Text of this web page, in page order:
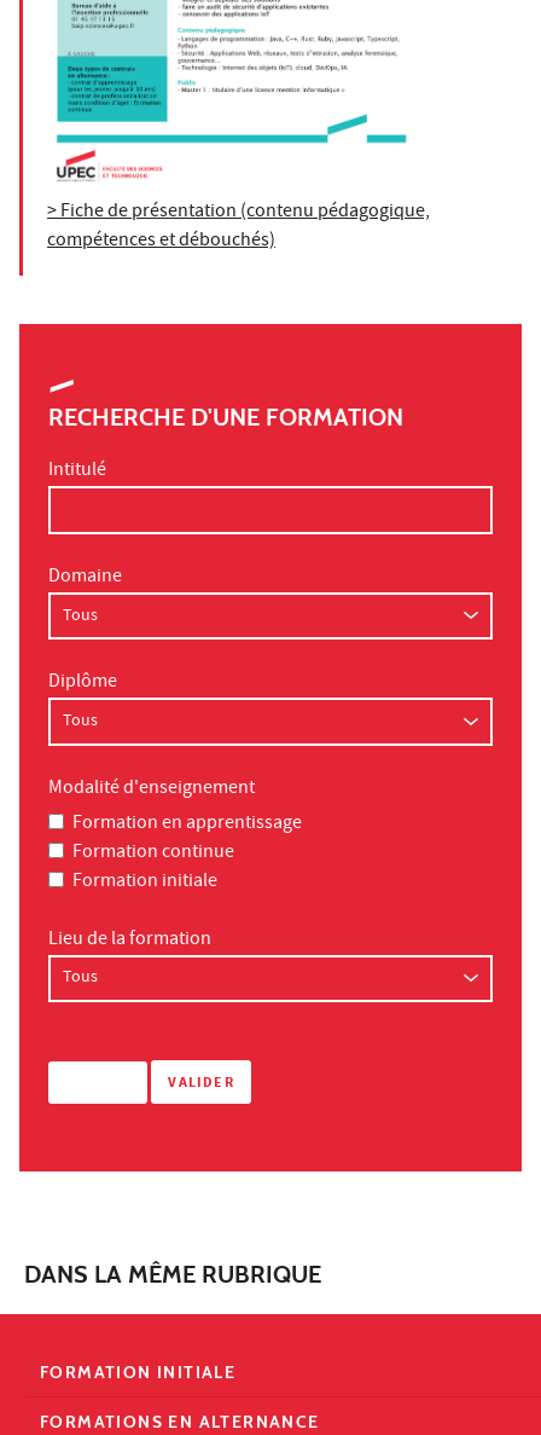
> Fiche de présentation (contenu pédagogique,
compétences et débouchés)
RECHERCHE D'UNE FORMATION
Intitulé
Domaine
Diplôme
Modalité d'enseignement
Formation en apprentissage
Formation continue
Formation initiale
Lieu de la formation
DANS LA MÊME RUBRIQUE
FORMATION INITIALE
FORMATIONS EN ALTERNANCE